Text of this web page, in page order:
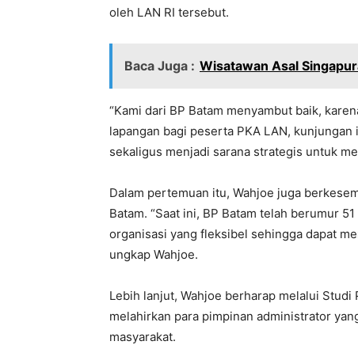
oleh LAN RI tersebut.
Baca Juga : Wisatawan Asal
“Kami dari BP Batam menyambut baik,
lapangan bagi peserta PKA LAN,
sekaligus menjadi sarana strategis untuk
Dalam pertemuan itu, Wahjoe juga
Batam. “Saat ini, BP Batam telah berumur
organisasi yang fleksibel sehingga dapat
ungkap Wahjoe.
Lebih lanjut, Wahjoe berharap melalui
melahirkan para pimpinan administrator
masyarakat.